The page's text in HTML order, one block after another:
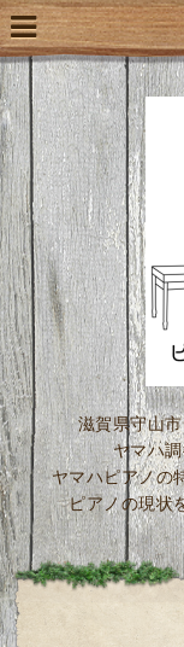
滋賀県守山
ヤマハ
ヤマハピアノの
ピアノの現状